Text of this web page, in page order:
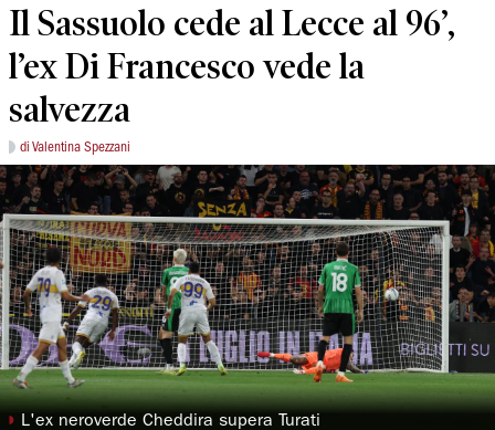
Il Sassuolo cede al Lecce al 96’,
l’ex Di Francesco vede la
salvezza
di Valentina Spezzani
◗ L'ex neroverde Cheddira supera Turati